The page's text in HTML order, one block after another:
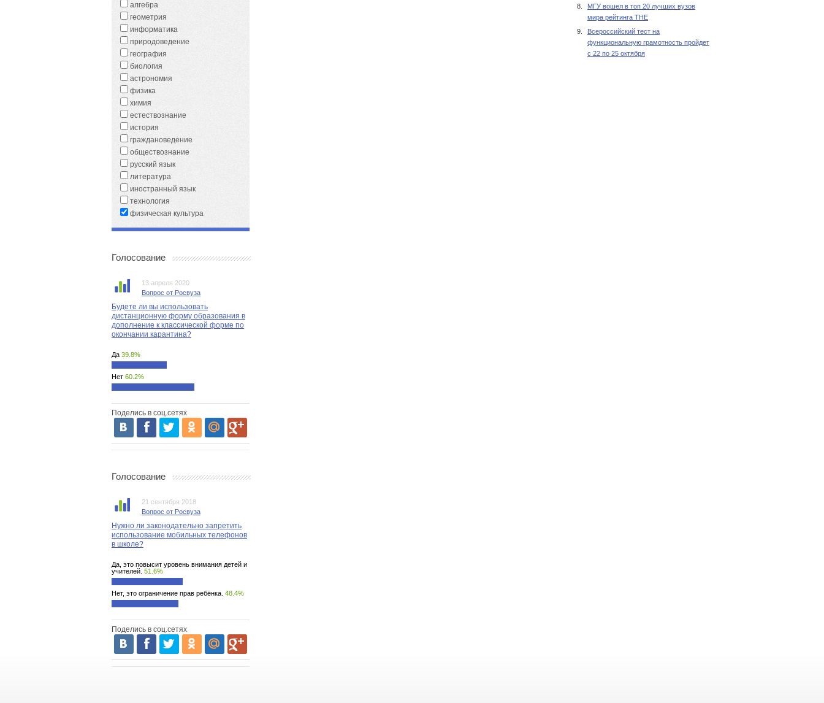
8.
МГУ вошел в топ 20 лучших вузов
мира рейтинга THE
9.
Всероссийский тест на
функциональную грамотность пройдет
с 22 по 25 октября
алгебра
геометрия
информатика
природоведение
география
биология
астрономия
физика
химия
естествознание
история
граждановедение
обществознание
русский язык
литература
иностранный язык
технология
физическая культура
Голосование
13 апреля 2020
Вопрос от Росвуза
Будете ли вы использовать
дистанционную форму образования в
дополнение к классической форме по
окончании карантина?
Да 39.8%
Нет 60.2%
Поделись в соц.сетях
Голосование
21 сентября 2018
Вопрос от Росвуза
Нужно ли законодательно запретить
использование мобильных телефонов
в школе?
Да, это повысит уровень внимания детей и
учителей. 51.6%
Нет, это ограничение прав ребёнка. 48.4%
Поделись в соц.сетях